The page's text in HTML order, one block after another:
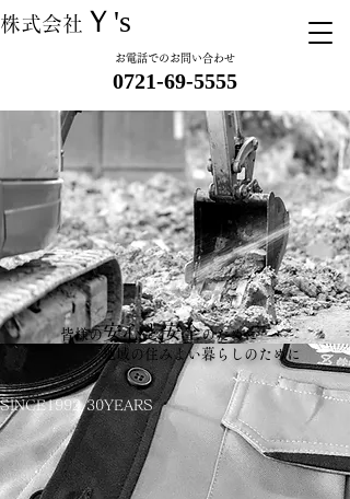
株式会社 Ｙ's
お電話でのお問い合わせ
​ 0721-69-5555
SINCE1992 30YEARS
皆様の安心と安全のために
​ 地域の住みよい暮らしのために